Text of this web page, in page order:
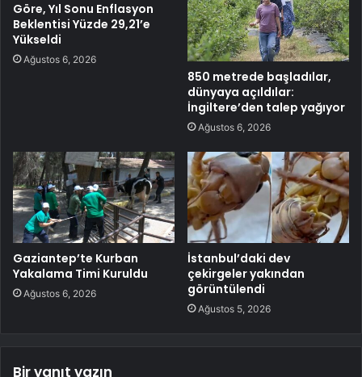
Göre, Yıl Sonu Enflasyon
Beklentisi Yüzde 29,21’e
Yükseldi
Ağustos 6, 2026
850 metrede başladılar,
dünyaya açıldılar:
İngiltere’den talep yağıyor
Ağustos 6, 2026
Gaziantep’te Kurban
Yakalama Timi Kuruldu
Ağustos 6, 2026
İstanbul’daki dev
çekirgeler yakından
görüntülendi
Ağustos 5, 2026
Bir yanıt yazın